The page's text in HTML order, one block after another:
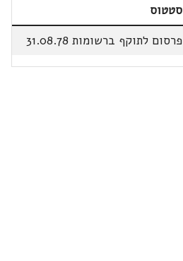
סטטוס
פרסום לתוקף ברשומות 31.08.78